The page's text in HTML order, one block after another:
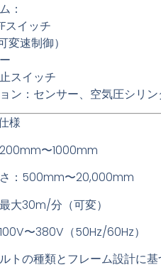
：
スイッチ
変速制御）
スイッチ
ン：センサー、空気圧シリン
様
〜1000mm
：500mm〜20,000mm
大30m/分（可変）
〜380V（50Hz/60Hz）
トの種類とフレーム設計に